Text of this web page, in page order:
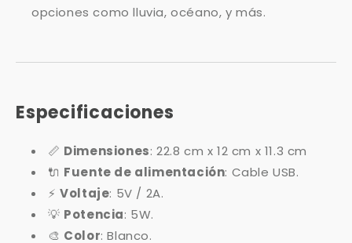
opciones como lluvia, océano, y más.
Especificaciones
📏 Dimensiones: 22.8 cm x 12 cm x 11.3 cm
🔌 Fuente de alimentación: Cable USB.
⚡Voltaje: 5V / 2A.
💡 Potencia: 5W.
🎨 Color: Blanco.